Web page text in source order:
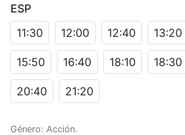
ESP
11:30
12:00 12:40 13:20
15:50 16:40 18:10 18:30
20:40 21:20
Género: Acción.